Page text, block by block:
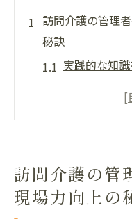
訪問介護の管理
秘訣
実践的な知
訪問介護の
現場での問
訪問介護の質
訪問介護の管
現場力向上の